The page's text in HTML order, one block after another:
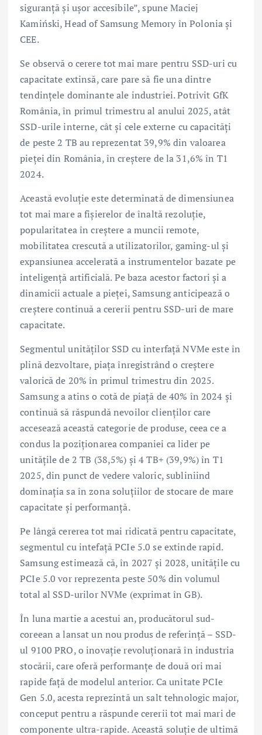
siguranță și ușor accesibile”, spune Maciej
Kamiński, Head of Samsung Memory în Polonia și
CEE.
Se observă o cerere tot mai mare pentru SSD-uri cu
capacitate extinsă, care pare să fie una dintre
tendințele dominante ale industriei. Potrivit GfK
România, în primul trimestru al anului 2025, atât
SSD-urile interne, cât și cele externe cu capacități
de peste 2 TB au reprezentat 39,9% din valoarea
pieței din România, în creștere de la 31,6% în T1
2024.
Această evoluție este determinată de dimensiunea
tot mai mare a fișierelor de înaltă rezoluție,
popularitatea în creștere a muncii remote,
mobilitatea crescută a utilizatorilor, gaming-ul și
expansiunea accelerată a instrumentelor bazate pe
inteligență artificială. Pe baza acestor factori și a
dinamicii actuale a pieței, Samsung anticipează o
creștere continuă a cererii pentru SSD-uri de mare
capacitate.
Segmentul unităților SSD cu interfață NVMe este în
plină dezvoltare, piața înregistrând o creștere
valorică de 20% în primul trimestru din 2025.
Samsung a atins o cotă de piață de 40% în 2024 și
continuă să răspundă nevoilor clienților care
accesează această categorie de produse, ceea ce a
condus la poziționarea companiei ca lider pe
unitățile de 2 TB (38,5%) și 4 TB+ (39,9%) în T1
2025, din punct de vedere valoric, subliniind
dominația sa în zona soluțiilor de stocare de mare
capacitate și performanță.
Pe lângă cererea tot mai ridicată pentru capacitate,
segmentul cu intefață PCIe 5.0 se extinde rapid.
Samsung estimează că, în 2027 și 2028, unitățile cu
PCIe 5.0 vor reprezenta peste 50% din volumul
total al SSD-urilor NVMe (exprimat în GB).
În luna martie a acestui an, producătorul sud-
coreean a lansat un nou produs de referință – SSD-
ul 9100 PRO, o inovație revoluționară în industria
stocării, care oferă performanțe de două ori mai
rapide față de modelul anterior. Ca unitate PCIe
Gen 5.0, acesta reprezintă un salt tehnologic major,
conceput pentru a răspunde cererii tot mai mari de
componente ultra-rapide. Această soluție de ultimă